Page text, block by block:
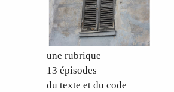
une rubrique
13 épisodes
du texte et du code